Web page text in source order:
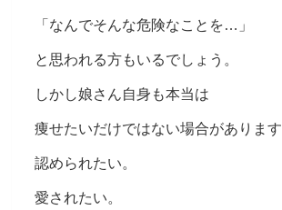
「なんでそんな危険なことを…」
と思われる方もいるでしょう。
しかし娘さん自身も本当は
痩せたいだけではない場合があります
認められたい。
愛されたい。